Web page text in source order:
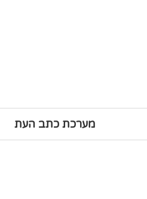
מערכת כתב העת